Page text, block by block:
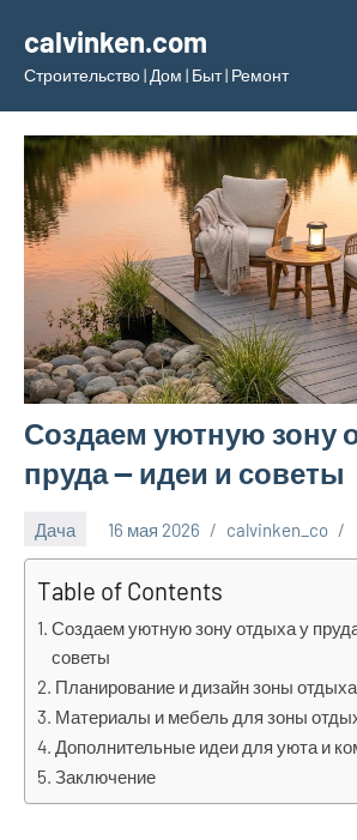
содержимому
calvinken.com
Строительство | Дом | Быт | Ремонт
Создаем уютную зону
пруда — идеи и советы
Дача 16 мая 2026 calvinken_co
Table of Contents
Создаем уютную зону отдыха у
советы
Планирование и дизайн зоны отдыха
Материалы и мебель для зоны
Дополнительные идеи для уюта и
Заключение